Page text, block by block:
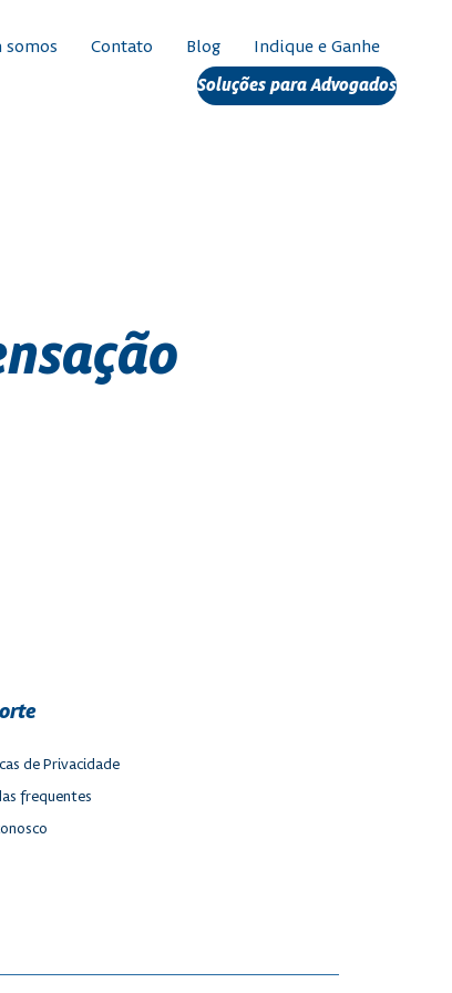
somos Contato Blog Indique e Ganhe
Soluções para Advogados
de Privacidade
frequentes